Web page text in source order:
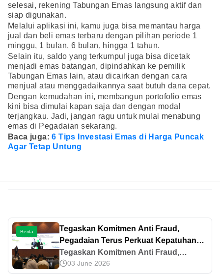
selesai, rekening Tabungan Emas langsung aktif dan
siap digunakan.
Melalui aplikasi ini, kamu juga bisa memantau harga
jual dan beli emas terbaru dengan pilihan periode 1
minggu, 1 bulan, 6 bulan, hingga 1 tahun.
Selain itu, saldo yang terkumpul juga bisa dicetak
menjadi emas batangan, dipindahkan ke pemilik
Tabungan Emas lain, atau dicairkan dengan cara
menjual atau menggadaikannya saat butuh dana cepat.
Dengan kemudahan ini, membangun portofolio emas
kini bisa dimulai kapan saja dan dengan modal
terjangkau. Jadi, jangan ragu untuk mulai menabung
emas di Pegadaian sekarang.
Baca juga:6 Tips Investasi Emas di Harga Puncak
Agar Tetap Untung
Berita
Tegaskan Komitmen Anti Fraud,
Pegadaian Terus Perkuat Kepatuhan
dan Transparansi Perusahaan
Tegaskan Komitmen Anti Fraud,
Pegadaian Terus Perkuat Kepatuhan
03 June 2026